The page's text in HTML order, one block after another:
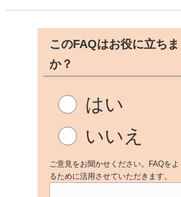
このFAQはお役に立ち
か？
はい
いいえ
ご意見をお聞かせください。FAQをよ
るために活用させていただきます。